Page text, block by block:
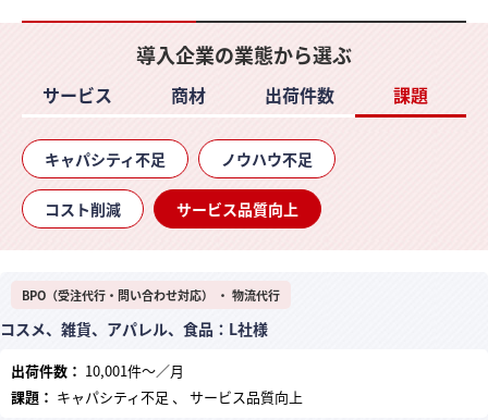
導入企業の業態から選ぶ
サービス 商材 出荷件数 課題
キャパシティ不足 ノウハウ不足
コスト削減 サービス品質向上
BPO（受注代行・問い合わせ対応） ・ 物流代行
コスメ、雑貨、アパレル、食品：L社様
出荷件数： 10,001件～／月
課題： キャパシティ不足 、 サービス品質向上